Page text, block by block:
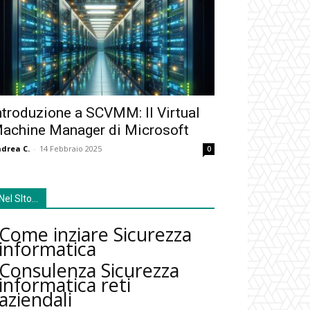
a SCVMM: Il Virtual
Manager di Microsoft
C. - 14 Febbraio 2025 0
Nel SIto…
Come inziare Sicurezza
informatica
Consulenza Sicurezza
informatica reti
aziendali